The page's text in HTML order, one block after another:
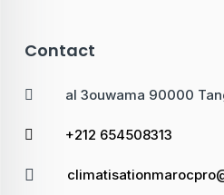
Contact
al 3ouwama 90000
+212 654508313